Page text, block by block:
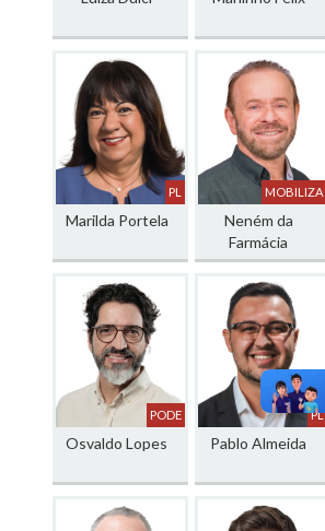
PL
Marilda Portela
MOBILIZA
Neném da
Farmácia
PODE
Osvaldo Lopes
PL
Pablo Almeida